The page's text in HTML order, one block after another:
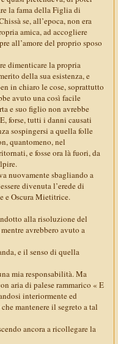
la fama della Figlia di
se, all’epoca, non era
amica, ad accogliere
all’amore del proprio sposo
dimenticare la propria
della sua esistenza, e
in chiaro le cose, soprattutto
avuto una così facile
e suo figlio non avrebbe
forse, tutti i danni causati
sospingersi a quella folle
quantomeno, nel
e fosse ora là fuori, da
nuovamente sbagliando a
divenuta l’erede di
e Oscura Mietitrice.
alla risoluzione del
avrebbero avuto a
e il senso di quella
mia responsabilità. Ma
aria di palese rammarico « E
interiormente ed
mantenere il segreto a tal
ancora a ricollegare la